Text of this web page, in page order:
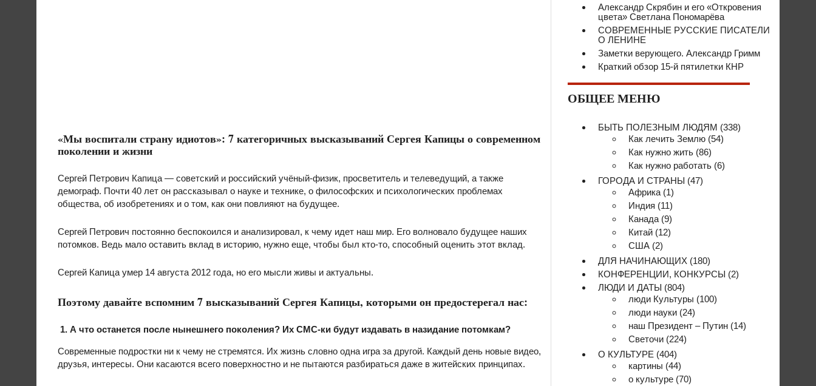
«Мы воспитали страну идиотов»: 7 категоричных высказываний Сергея Капицы о современном
поколении и жизни
Сергей Петрович Капица — советский и российский учёный-физик, просветитель и телеведущий, а также
демограф. Почти 40 лет он рассказывал о науке и технике, о философских и психологических проблемах
общества, об изобретениях и о том, как они повлияют на будущее.
Сергей Петрович постоянно беспокоился и анализировал, к чему идет наш мир. Его волновало будущее наших
потомков. Ведь мало оставить вклад в историю, нужно еще, чтобы был кто-то, способный оценить этот вклад.
Сергей Капица умер 14 августа 2012 года, но его мысли живы и актуальны.
Поэтому давайте вспомним 7 высказываний Сергея Капицы, которыми он предостерегал нас:
1. А что останется после нынешнего поколения? Их СМС-ки будут издавать в назидание потомкам?
Современные подростки ни к чему не стремятся. Их жизнь словно одна игра за другой. Каждый день новые видео,
друзья, интересы. Они касаются всего поверхностно и не пытаются разбираться даже в житейских принципах.
Александр Скрябин и его «Откровения
цвета» Светлана Пономарёва
СОВРЕМЕННЫЕ РУССКИЕ ПИСАТЕЛИ
О ЛЕНИНЕ
Заметки верующего. Александр Гримм
Краткий обзор 15-й пятилетки КНР
ОБЩЕЕ МЕНЮ
БЫТЬ ПОЛЕЗНЫМ ЛЮДЯМ (338)
Как лечить Землю (54)
Как нужно жить (86)
Как нужно работать (6)
ГОРОДА И СТРАНЫ (47)
Африка (1)
Индия (11)
Канада (9)
Китай (12)
США (2)
ДЛЯ НАЧИНАЮЩИХ (180)
КОНФЕРЕНЦИИ, КОНКУРСЫ (2)
ЛЮДИ И ДАТЫ (804)
люди Культуры (100)
люди науки (24)
наш Президент – Путин (14)
Светочи (224)
О КУЛЬТУРЕ (404)
картины (44)
о культуре (70)